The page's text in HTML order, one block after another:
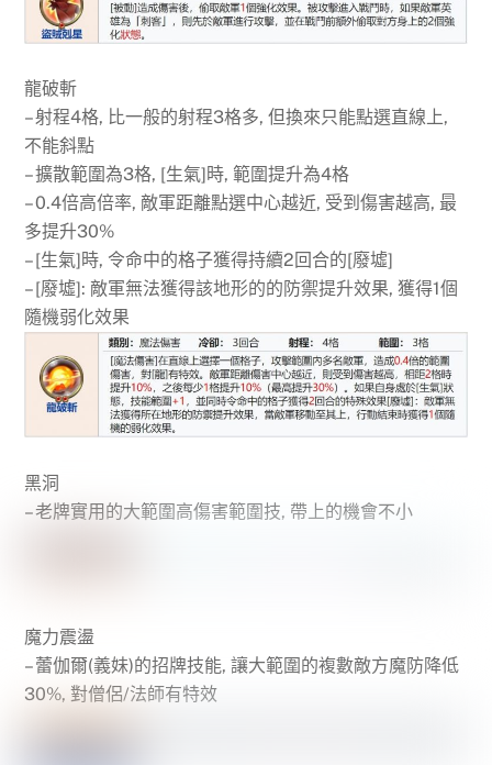
龍破斬
– 射程4格, 比一般的射程3格多, 但換來只能點選直線上,
不能斜點
– 擴散範圍為3格, [生氣]時, 範圍提升為4格
– 0.4倍高倍率, 敵軍距離點選中心越近, 受到傷害越高, 最
多提升30%
– [生氣]時, 令命中的格子獲得持續2回合的[廢墟]
– [廢墟]: 敵軍無法獲得該地形的的防禦提升效果, 獲得1個
隨機弱化效果
黑洞
– 老牌實用的大範圍高傷害範圍技, 帶上的機會不小
魔力震盪
– 蕾伽爾(義妹)的招牌技能, 讓大範圍的複數敵方魔防降低
30%, 對僧侶/法師有特效